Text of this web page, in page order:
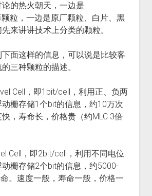
的热火朝天，一边是
颗粒，一边是原厂颗粒、白片、黑
来讲讲技术上分类的颗粒。
面这样的信息，可以说是比较客
三种颗粒的描述。
Cell，即1bit/cell，利用正、负两
栅存储1个bit的信息，约10万次
，寿命长，价格贵（约MLC 3倍
Cell，即2bit/cell，利用不同电位
栅存储2个bit的信息，约5000-
。速度一般，寿命一般，价格一